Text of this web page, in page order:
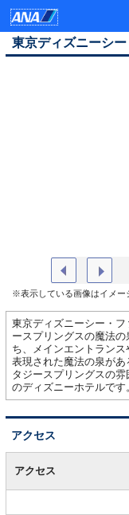
東京ディズニーシ
※表示している画像はイメー
東京ディズニーシー・
ースプリングスの魔法
ち、メインエントラン
表現された魔法の泉があ
タジースプリングスの
のディズニーホテルです
アクセス
アクセス